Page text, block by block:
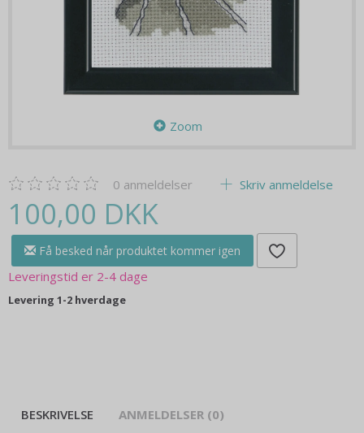
Zoom
0 anmeldelser Skriv anmeldelse
100,00 DKK
Få besked når produktet kommer igen
Leveringstid er 2-4 dage
Levering 1-2 hverdage
BESKRIVELSE ANMELDELSER (0)